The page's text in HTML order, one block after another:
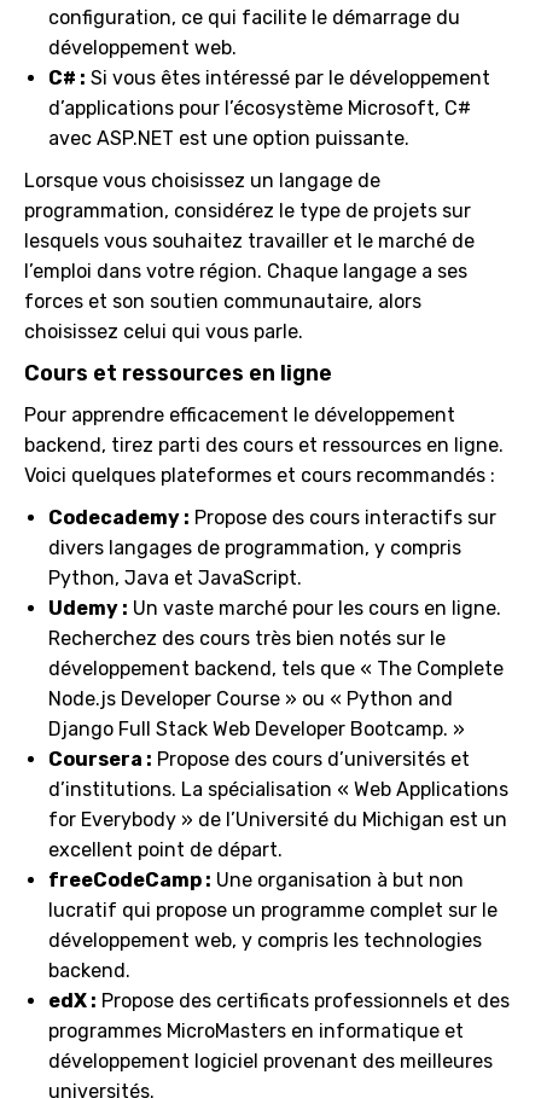
configuration, ce qui facilite le démarrage du
développement web.
C# : Si vous êtes intéressé par le développement
d’applications pour l’écosystème Microsoft, C#
avec ASP.NET est une option puissante.
Lorsque vous choisissez un langage de
programmation, considérez le type de projets sur
lesquels vous souhaitez travailler et le marché de
l’emploi dans votre région. Chaque langage a ses
forces et son soutien communautaire, alors
choisissez celui qui vous parle.
Cours et ressources en ligne
Pour apprendre efficacement le développement
backend, tirez parti des cours et ressources en ligne.
Voici quelques plateformes et cours recommandés :
Codecademy : Propose des cours interactifs sur
divers langages de programmation, y compris
Python, Java et JavaScript.
Udemy : Un vaste marché pour les cours en ligne.
Recherchez des cours très bien notés sur le
développement backend, tels que « The Complete
Node.js Developer Course » ou « Python and
Django Full Stack Web Developer Bootcamp. »
Coursera : Propose des cours d’universités et
d’institutions. La spécialisation « Web Applications
for Everybody » de l’Université du Michigan est un
excellent point de départ.
freeCodeCamp : Une organisation à but non
lucratif qui propose un programme complet sur le
développement web, y compris les technologies
backend.
edX : Propose des certificats professionnels et des
programmes MicroMasters en informatique et
développement logiciel provenant des meilleures
universités.